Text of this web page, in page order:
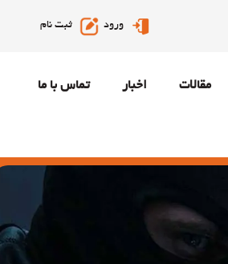
ورود ثبت نام
مقالات اخبار تماس با ما